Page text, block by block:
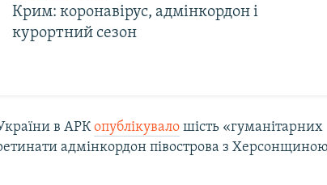
Крим: коронавірус, адмінкордон і
курортний сезон
в АРКопублікувало шість «гуманітарних
адмінкордон півострова з